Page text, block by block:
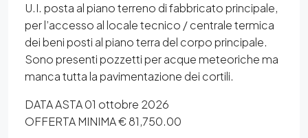
U.I. posta al piano terreno di fabbricato principale,
per l’accesso al locale tecnico / centrale termica
dei beni posti al piano terra del corpo principale.
Sono presenti pozzetti per acque meteoriche ma
manca tutta la pavimentazione dei cortili.
DATA ASTA 01 ottobre 2026
OFFERTA MINIMA € 81,750.00